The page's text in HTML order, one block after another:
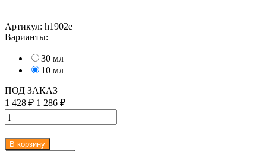
Артикул: h1902e
Варианты:
30 мл
10 мл
ПОД ЗАКАЗ
1 428 ₽ 1 286 ₽
В корзину